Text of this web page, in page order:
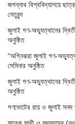
জগন্নাথ বিশ্ববিদ্যালয়ে
নেতৃবৃন্দ
জুলাই গণ-অভ্যুত্থানের
অনুষ্ঠিত
“অগ্নিঝরা জুলাই গণ-
সেমিনার অনুষ্ঠিত
জুলাই গণ-অভ্যুত্থানের
অনুষ্ঠিত
গণভোটের রায় ও জুলাই সনদ